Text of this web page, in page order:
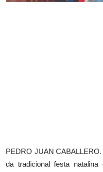
PEDRO JUAN
da tradicional festa